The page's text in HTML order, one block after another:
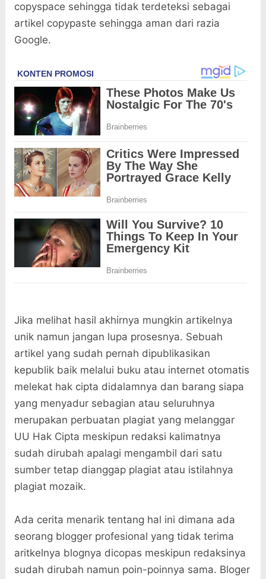
copyspace sehingga tidak terdeteksi sebagai
artikel copypaste sehingga aman dari razia
Google.
Jika melihat hasil akhirnya mungkin artikelnya
unik namun jangan lupa prosesnya. Sebuah
artikel yang sudah pernah dipublikasikan
kepublik baik melalui buku atau internet otomatis
melekat hak cipta didalamnya dan barang siapa
yang menyadur sebagian atau seluruhnya
merupakan perbuatan plagiat yang melanggar
UU Hak Cipta meskipun redaksi kalimatnya
sudah dirubah apalagi mengambil dari satu
sumber tetap dianggap plagiat atau istilahnya
plagiat mozaik.
Ada cerita menarik tentang hal ini dimana ada
seorang blogger profesional yang tidak terima
aritkelnya blognya dicopas meskipun redaksinya
sudah dirubah namun poin-poinnya sama. Bloger